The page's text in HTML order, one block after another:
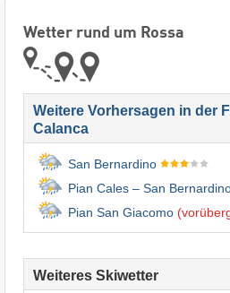
Wetter rund um Rossa
Weitere Vorhersagen in der
Calanca
San Bernardino
Pian Cales – San
Pian San Giacomo
Weiteres Skiwetter